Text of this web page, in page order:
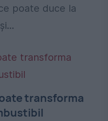
poate duce la
transforma